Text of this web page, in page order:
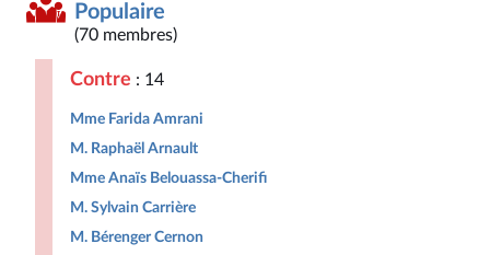
Populaire
(70 membres)
Contre : 14
Mme Farida Amrani
M. Raphaël Arnault
Mme Anaïs Belouassa-Cherifi
M. Sylvain Carrière
M. Bérenger Cernon